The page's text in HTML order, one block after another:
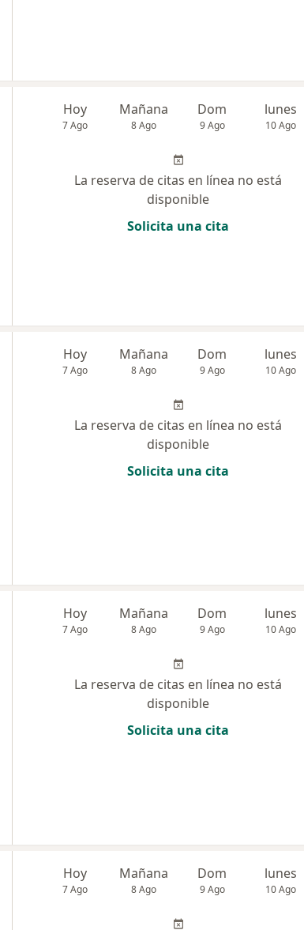
Hoy
7 Ago
Mañana
8 Ago
Dom
9 Ago
lunes
10 Ago
La reserva de citas en línea no está
disponible
Solicita una cita
Hoy
7 Ago
Mañana
8 Ago
Dom
9 Ago
lunes
10 Ago
La reserva de citas en línea no está
disponible
Solicita una cita
Hoy
7 Ago
Mañana
8 Ago
Dom
9 Ago
lunes
10 Ago
La reserva de citas en línea no está
disponible
Solicita una cita
Hoy
7 Ago
Mañana
8 Ago
Dom
9 Ago
lunes
10 Ago